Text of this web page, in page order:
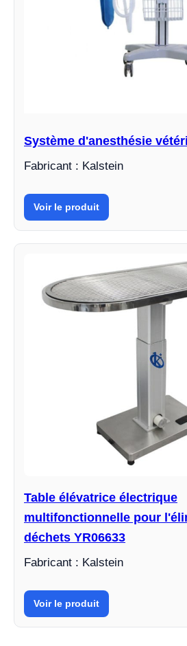
Système d'anesthésie
Fabricant : Kalstein
Voir le produit
Table élévatrice électrique
multifonctionnelle pour
déchets YR06633
Fabricant : Kalstein
Voir le produit